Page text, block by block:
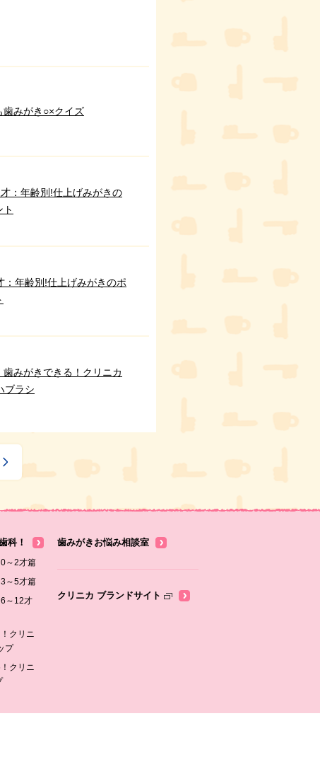
歯みがき○×クイズ
：年齢別!仕上げみがきの
ト
：年齢別!仕上げみがきのポ
歯みがきできる！クリニカ
ブラシ
科！
～2才篇
～5才篇
～12才
クリニ
プ
クリニ
歯みがきお悩み相談室
クリニカ ブランドサイト